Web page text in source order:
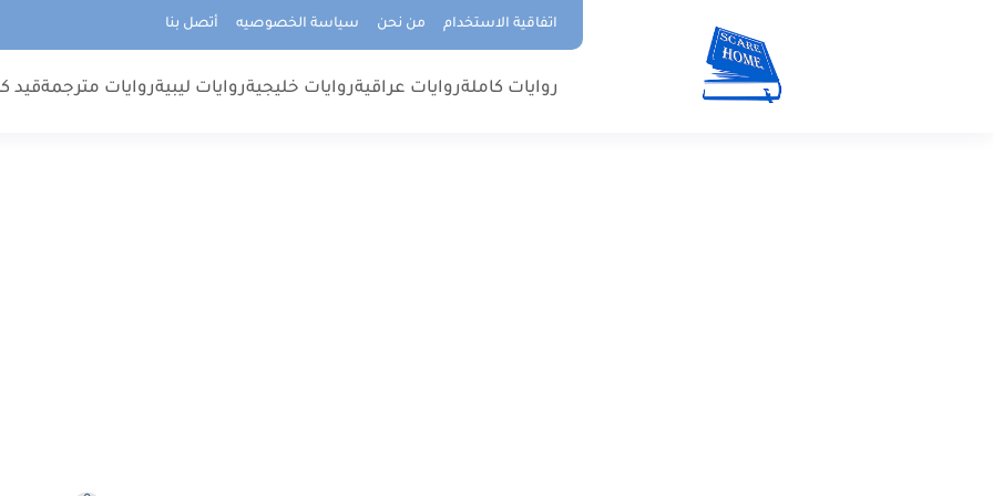
اتفاقية الاستخدام من نحن سياسة الخصوصيه أتصل بنا
روايات كاملةروايات عراقيةروايات خليجيةروايات ليبيةروايات مترجمةقيد